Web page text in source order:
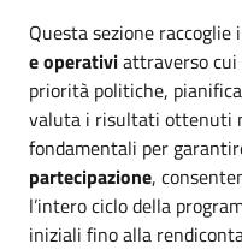
Questa sezione raccoglie
e operativiattraverso cui
priorità politiche,
valuta i risultati ottenuti
fondamentali per
partecipazione,
l’intero ciclo della
iniziali fino alla